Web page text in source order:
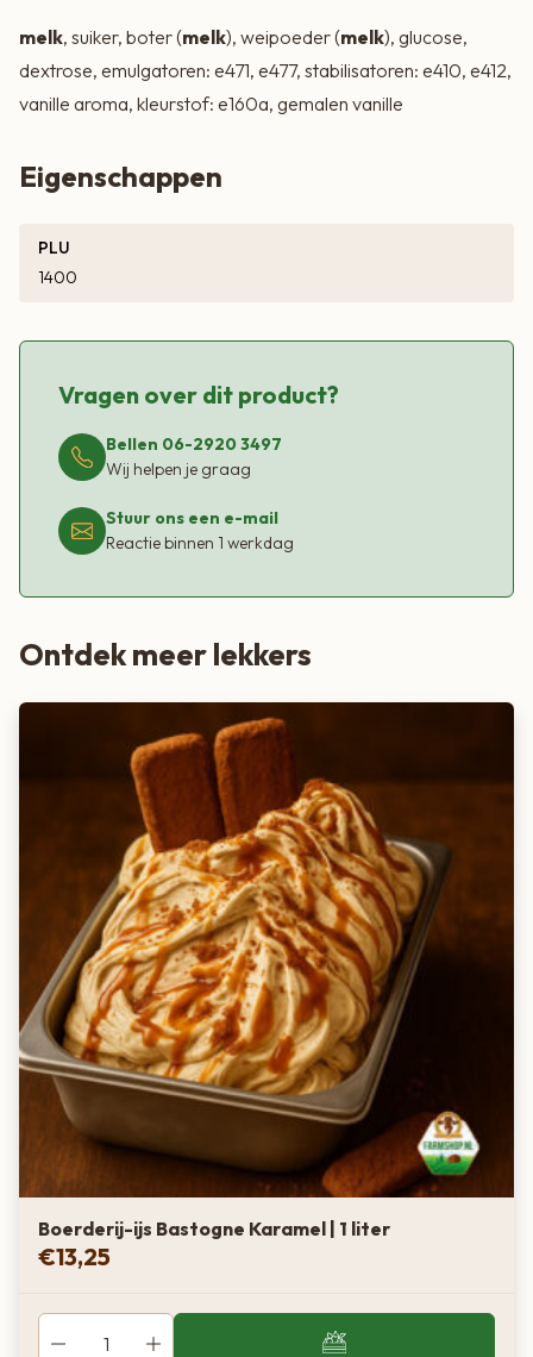
melk, suiker, boter (melk), weipoeder (melk), glucose,
dextrose, emulgatoren: e471, e477, stabilisatoren: e410, e412,
vanille aroma, kleurstof: e160a, gemalen vanille
Eigenschappen
PLU
1400
Vragen over dit product?
Bellen 06-2920 3497
Wij helpen je graag
Stuur ons een e-mail
Reactie binnen 1 werkdag
Ontdek meer lekkers
Boerderij-ijs Bastogne Karamel | 1 liter
€13,25